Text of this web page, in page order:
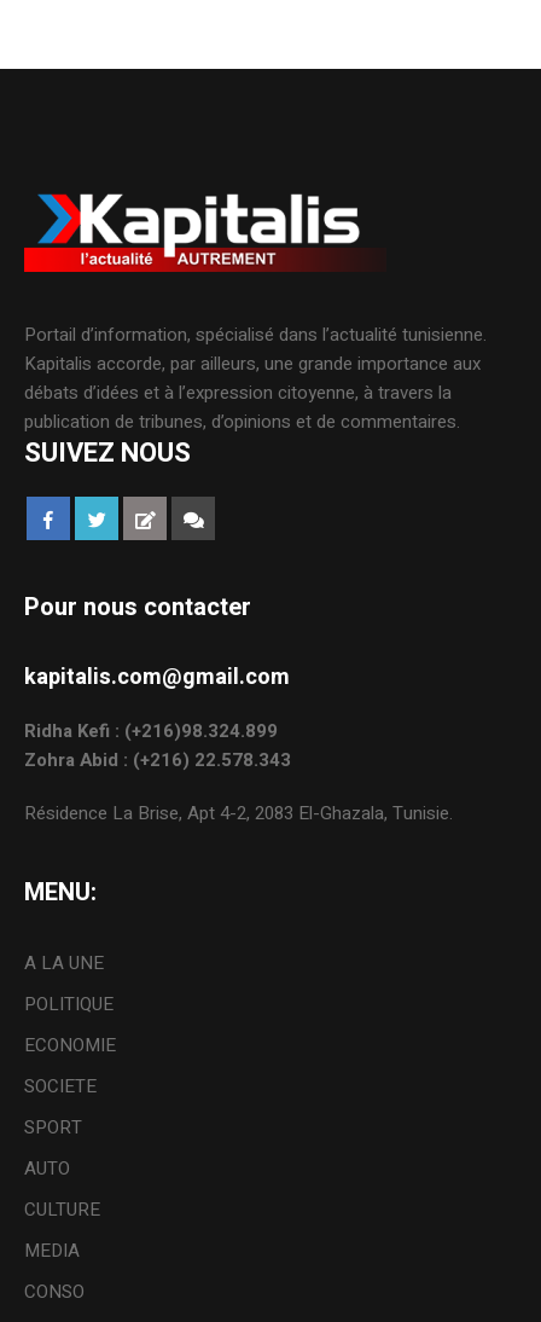
Portail d’information, spécialisé dans l’actualité tunisienne.
Kapitalis accorde, par ailleurs, une grande importance aux
débats d’idées et à l’expression citoyenne, à travers la
publication de tribunes, d’opinions et de commentaires.
SUIVEZ NOUS
Pour nous contacter
kapitalis.com@gmail.com
Ridha Kefi : (+216)98.324.899
Zohra Abid : (+216) 22.578.343
Résidence La Brise, Apt 4-2, 2083 El-Ghazala, Tunisie.
MENU:
A LA UNE
POLITIQUE
ECONOMIE
SOCIETE
SPORT
AUTO
CULTURE
MEDIA
CONSO